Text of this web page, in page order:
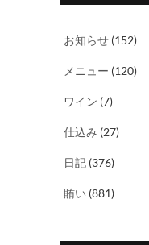
お知らせ (152)
メニュー (120)
ワイン (7)
仕込み (27)
日記 (376)
賄い (881)